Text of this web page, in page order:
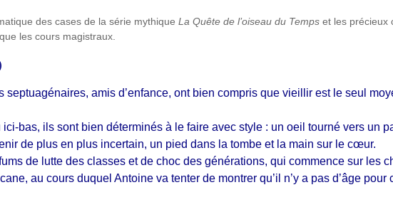
des cases de la série mythique La Quête de l’oiseau du Temps et les précieux
les cours magistraux.
septuagénaires, amis d’enfance, ont bien compris que vieillir est le seul
bas, ils sont bien déterminés à le faire avec style : un oeil tourné vers un
de plus en plus incertain, un pied dans la tombe et la main sur le cœur.
de lutte des classes et de choc des générations, qui commence sur les
au cours duquel Antoine va tenter de montrer qu’il n’y a pas d’âge pour